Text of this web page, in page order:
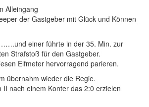
Alleingang
der Gastgeber mit Glück und Können
einer führte in der 35. Min. zur
Strafstoß für den Gastgeber.
Elfmeter hervorragend parieren.
übernahm wieder die Regie.
nach einem Konter das 2:0 erzielen